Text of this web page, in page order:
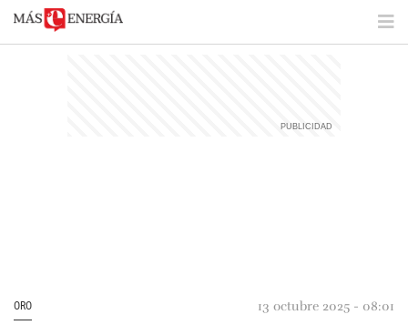
ORO 13 octubre 2025 - 08:01